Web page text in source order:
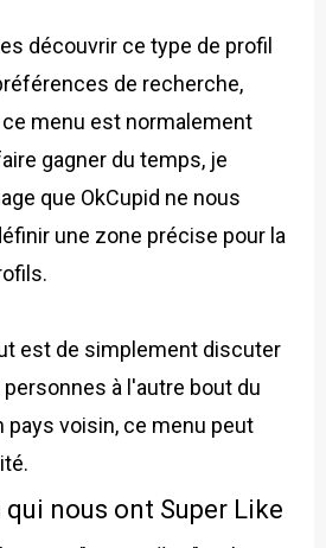
découvrir ce type de profil
de recherche,
menu est normalement
gagner du temps, je
que OkCupid ne nous
une zone précise pour la
est de simplement discuter
à l'autre bout du
pays voisin, ce menu peut
nous ont Super Like